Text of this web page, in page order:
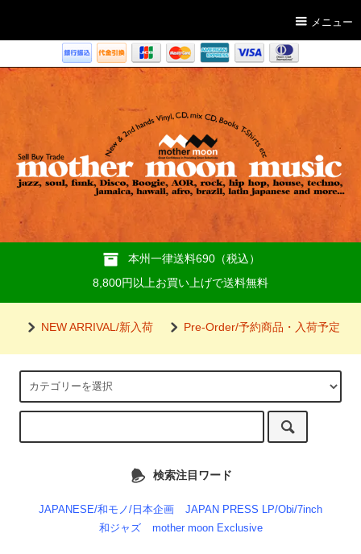
メニュー
本州一律送料690（税込）
8,800円以上お買い上げで送料無料
NEW ARRIVAL/新入荷 Pre-Order/予約商品・入荷予定
検索注目ワード
JAPANESE/和モノ/日本企画
JAPAN PRESS LP/Obi/7inch
和ジャズ
mother moon Exclusive